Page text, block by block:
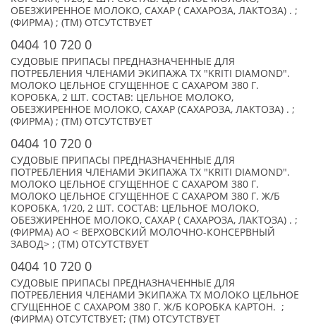
ОБЕЗЖИРЕННОЕ МОЛОКО, САХАР ( САХАРОЗА, ЛАКТОЗА) . ;
(ФИРМА) ; (TM) ОТСУТСТВУЕТ
0404 10 720 0
СУДОВЫЕ ПРИПАСЫ ПРЕДНАЗНАЧЕННЫЕ ДЛЯ
ПОТРЕБЛЕНИЯ ЧЛЕНАМИ ЭКИПАЖА ТХ "KRITI DIAMOND".
МОЛОКО ЦЕЛЬНОЕ СГУЩЕННОЕ С САХАРОМ 380 Г.
КОРОБКА, 2 ШТ. СОСТАВ: ЦЕЛЬНОЕ МОЛОКО,
ОБЕЗЖИРЕННОЕ МОЛОКО, САХАР (САХАРОЗА, ЛАКТОЗА) . ;
(ФИРМА) ; (TM) ОТСУТСТВУЕТ
0404 10 720 0
СУДОВЫЕ ПРИПАСЫ ПРЕДНАЗНАЧЕННЫЕ ДЛЯ
ПОТРЕБЛЕНИЯ ЧЛЕНАМИ ЭКИПАЖА ТХ "KRITI DIAMOND".
МОЛОКО ЦЕЛЬНОЕ СГУЩЕННОЕ С САХАРОМ 380 Г.
МОЛОКО ЦЕЛЬНОЕ СГУЩЕННОЕ С САХАРОМ 380 Г. Ж/Б
КОРОБКА, 1/20, 2 ШТ. СОСТАВ: ЦЕЛЬНОЕ МОЛОКО,
ОБЕЗЖИРЕННОЕ МОЛОКО, САХАР ( САХАРОЗА, ЛАКТОЗА) . ;
(ФИРМА) АО < ВЕРХОВСКИЙ МОЛОЧНО-КОНСЕРВНЫЙ
ЗАВОД> ; (TM) ОТСУТСТВУЕТ
0404 10 720 0
СУДОВЫЕ ПРИПАСЫ ПРЕДНАЗНАЧЕННЫЕ ДЛЯ
ПОТРЕБЛЕНИЯ ЧЛЕНАМИ ЭКИПАЖА ТХ МОЛОКО ЦЕЛЬНОЕ
СГУЩЕННОЕ С САХАРОМ 380 Г. Ж/Б КОРОБКА КАРТОН. ;
(ФИРМА) ОТСУТСТВУЕТ; (TM) ОТСУТСТВУЕТ